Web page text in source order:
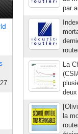
par
La
la